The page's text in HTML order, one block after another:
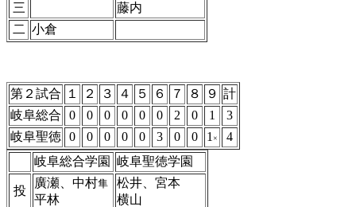
三
藤内
二 小倉
第２試合 １ ２ ３ ４ ５ ６ ７ ８ ９ 計
岐阜総合
0 0 0 0 0 0 2 0 1
3
岐阜聖徳 0 0 0 0 0 3 0 0 1 ×
4
岐阜総合学園
岐阜聖徳学園
投
廣瀬、中村隼
平林
松井、宮本
横山